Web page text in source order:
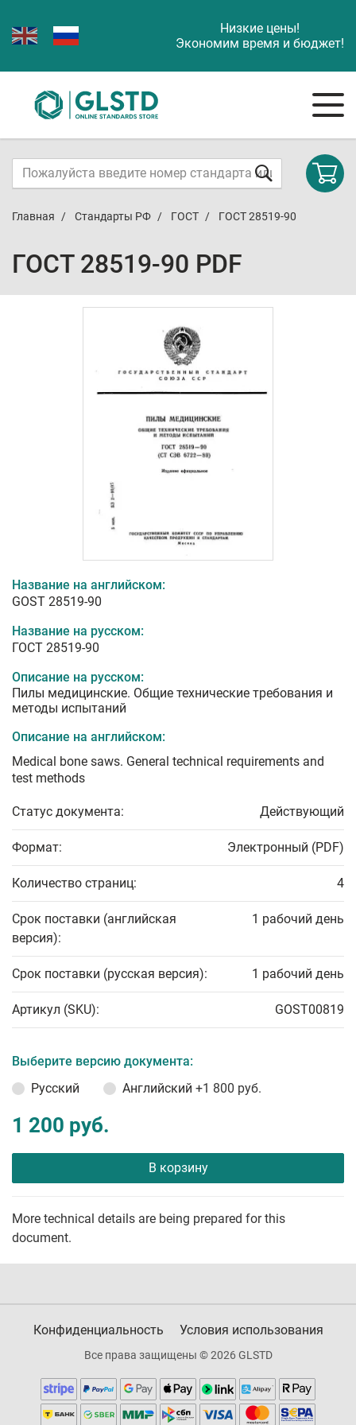
Низкие цены!
Экономим время и бюджет!
Главная Стандарты РФ ГОСТ ГОСТ 28519-90
ГОСТ 28519-90 PDF
Название на английском:
GOST 28519-90
Название на русском:
ГОСТ 28519-90
Описание на русском:
Пилы медицинские. Общие технические требования и
методы испытаний
Описание на английском:
Medical bone saws. General technical requirements and
test methods
Статус документа: Действующий
Формат: Электронный (PDF)
Количество страниц: 4
Срок поставки (английская
версия):
1 рабочий день
Срок поставки (русская версия): 1 рабочий день
Артикул (SKU): GOST00819
Выберите версию документа:
Русский
Английский +1 800 руб.
1 200 руб.
В корзину
More technical details are being prepared for this
document.
Конфиденциальность Условия использования
Все права защищены © 2026 GLSTD